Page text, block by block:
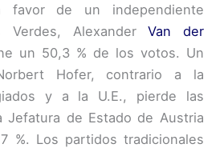
de un independiente
Verdes, AlexanderVan der
un 50,3 % de los votos. Un
Hofer, contrario a la
y a la U.E., pierde las
Jefatura de Estado de Austria
%. Los partidos tradicionales